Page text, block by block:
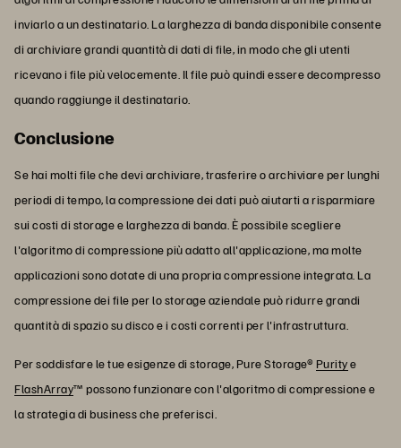
inviarlo a un destinatario. La larghezza di banda disponibile consente
di archiviare grandi quantità di dati di file, in modo che gli utenti
ricevano i file più velocemente. Il file può quindi essere decompresso
quando raggiunge il destinatario.
Conclusione
Se hai molti file che devi archiviare, trasferire o archiviare per lunghi
periodi di tempo, la compressione dei dati può aiutarti a risparmiare
sui costi di storage e larghezza di banda. È possibile scegliere
l'algoritmo di compressione più adatto all'applicazione, ma molte
applicazioni sono dotate di una propria compressione integrata. La
compressione dei file per lo storage aziendale può ridurre grandi
quantità di spazio su disco e i costi correnti per l'infrastruttura.
Per soddisfare le tue esigenze di storage, Pure Storage® Puritye
FlashArray™ possono funzionare con l'algoritmo di compressione e
la strategia di business che preferisci.